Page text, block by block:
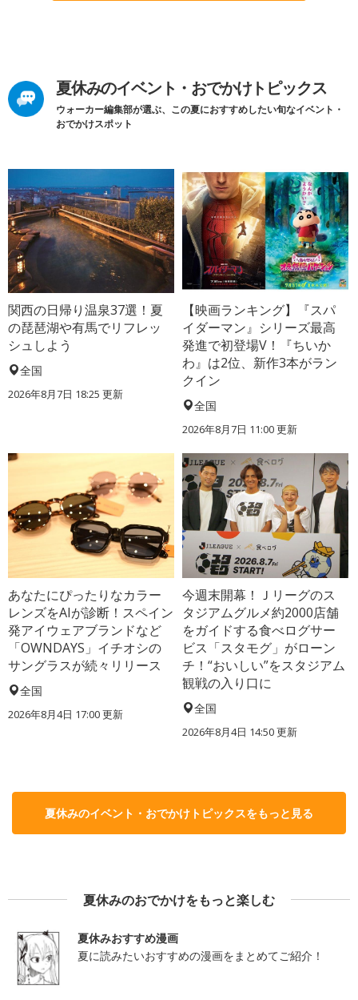
夏休みのイベント・おでかけトピックス
ウォーカー編集部が選ぶ、この夏におすすめしたい旬なイベント・
おでかけスポット
関西の日帰り温泉37選！夏
の琵琶湖や有馬でリフレッ
シュしよう
全国
2026年8月7日 18:25 更新
【映画ランキング】『スパ
イダーマン』シリーズ最高
発進で初登場V！『ちいか
わ』は2位、新作3本がラン
クイン
全国
2026年8月7日 11:00更新
あなたにぴったりなカラー
レンズをAIが診断！スペイン
発アイウェアブランドなど
「OWNDAYS」イチオシの
サングラスが続々リリース
全国
2026年8月4日 17:00更新
今週末開幕！Ｊリーグのス
タジアムグルメ約2000店舗
をガイドする食べログサー
ビス「スタモグ」がローン
チ！“おいしい”をスタジアム
観戦の入り口に
全国
2026年8月4日 14:50更新
夏休みのイベント・おでかけトピックスをもっと見る
夏休みのおでかけをもっと楽しむ
夏休みおすすめ漫画
夏に読みたいおすすめの漫画をまとめてご紹介！